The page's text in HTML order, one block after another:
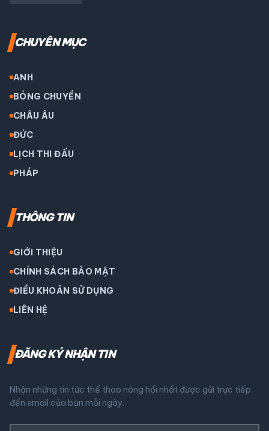
CHUYÊN MỤC
ANH
BÓNG CHUYỀN
CHÂU ÂU
ĐỨC
LỊCH THI ĐẤU
PHÁP
THÔNG TIN
GIỚI THIỆU
CHÍNH SÁCH BẢO MẬT
ĐIỀU KHOẢN SỬ DỤNG
LIÊN HỆ
ĐĂNG KÝ NHẬN TIN
Nhận những tin tức thể thao nóng hổi nhất được gửi trực tiếp
đến email của bạn mỗi ngày.